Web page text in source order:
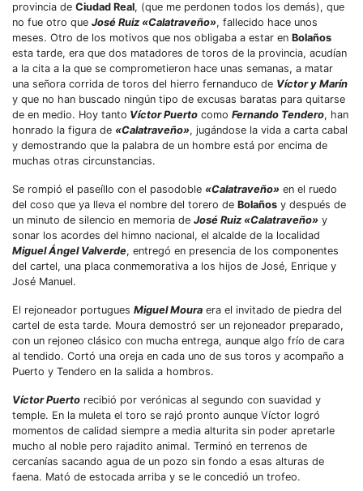
provincia de Ciudad Real, (que me perdonen todos los demás), que
no fue otro que José Ruiz «Calatraveño», fallecido hace unos
meses. Otro de los motivos que nos obligaba a estar en Bolaños
esta tarde, era que dos matadores de toros de la provincia, acudían
a la cita a la que se comprometieron hace unas semanas, a matar
una señora corrida de toros del hierro fernanduco de Víctor y Marín
y que no han buscado ningún tipo de excusas baratas para quitarse
de en medio. Hoy tanto Víctor Puerto como Fernando Tendero, han
honrado la figura de «Calatraveño», jugándose la vida a carta cabal
y demostrando que la palabra de un hombre está por encima de
muchas otras circunstancias.
Se rompió el paseíllo con el pasodoble «Calatraveño» en el ruedo
del coso que ya lleva el nombre del torero de Bolaños y después de
un minuto de silencio en memoria de José Ruiz «Calatraveño» y
sonar los acordes del himno nacional, el alcalde de la localidad
Miguel Ángel Valverde, entregó en presencia de los componentes
del cartel, una placa conmemorativa a los hijos de José, Enrique y
José Manuel.
El rejoneador portugues Miguel Moura era el invitado de piedra del
cartel de esta tarde. Moura demostró ser un rejoneador preparado,
con un rejoneo clásico con mucha entrega, aunque algo frío de cara
al tendido. Cortó una oreja en cada uno de sus toros y acompaño a
Puerto y Tendero en la salida a hombros.
Víctor Puerto recibió por verónicas al segundo con suavidad y
temple. En la muleta el toro se rajó pronto aunque Víctor logró
momentos de calidad siempre a media alturita sin poder apretarle
mucho al noble pero rajadito animal. Terminó en terrenos de
cercanías sacando agua de un pozo sin fondo a esas alturas de
faena. Mató de estocada arriba y se le concedió un trofeo.